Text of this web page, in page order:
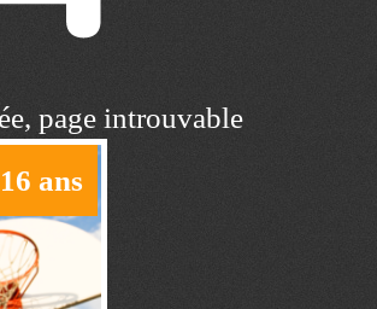
page introuvable
ans